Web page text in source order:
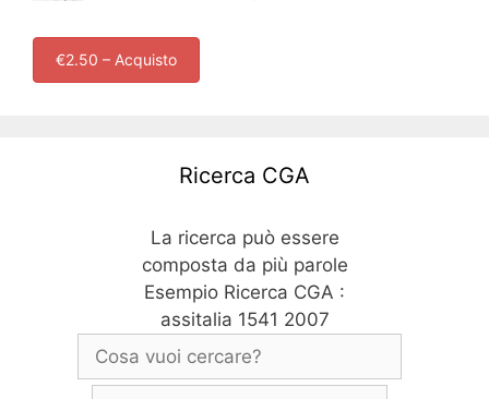
€2.50 – Acquisto
Ricerca CGA
La ricerca può essere
composta da più parole
Esempio Ricerca CGA :
assitalia 1541 2007